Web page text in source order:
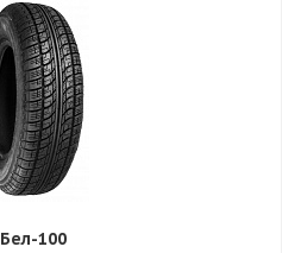
Бел-100